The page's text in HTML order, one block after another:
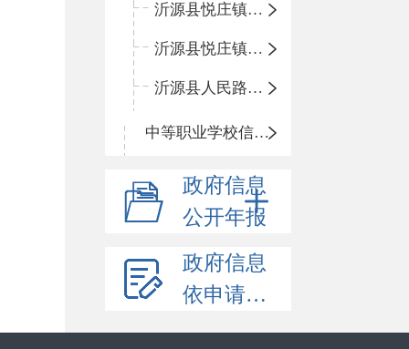
沂源县悦庄镇鲍庄完小
沂源县悦庄镇赵庄小学
沂源县人民路小学
中等职业学校信息公开
政府信息
公开年报
政府信息
依申请公开